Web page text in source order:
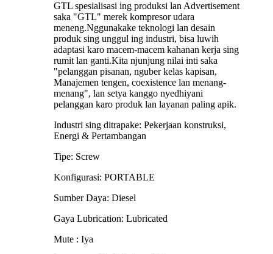
GTL spesialisasi ing produksi lan Advertisement
saka "GTL" merek kompresor udara
meneng.Nggunakake teknologi lan desain
produk sing unggul ing industri, bisa luwih
adaptasi karo macem-macem kahanan kerja sing
rumit lan ganti.Kita njunjung nilai inti saka
"pelanggan pisanan, nguber kelas kapisan,
Manajemen tengen, coexistence lan menang-
menang", lan setya kanggo nyedhiyani
pelanggan karo produk lan layanan paling apik.
Industri sing ditrapake: Pekerjaan konstruksi,
Energi & Pertambangan
Tipe: Screw
Konfigurasi: PORTABLE
Sumber Daya: Diesel
Gaya Lubrication: Lubricated
Mute : Iya